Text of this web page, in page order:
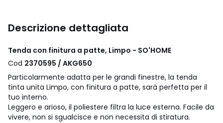
Descrizione dettagliata
Tenda con finitura a patte, Limpo - SO'HOME
Cod 2370595 / AKG650
Particolarmente adatta per le grandi finestre, la tenda
tinta unita Limpo, con finitura a patte, sarà perfetta per il
tuo interno.
Leggero e arioso, il poliestere filtra la luce esterna. Facile da
vivere, non si sgualcisce e non necessita di stiratura.